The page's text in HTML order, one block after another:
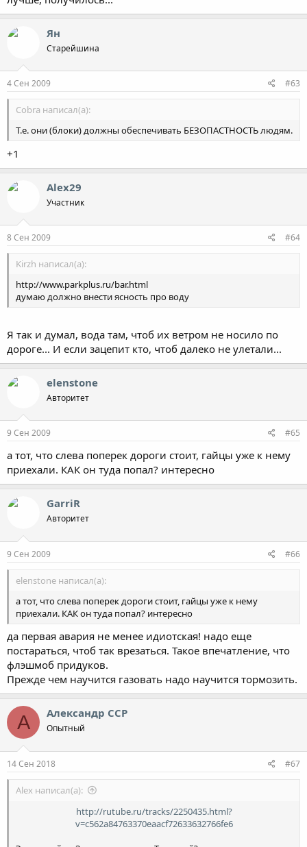
Ян
Старейшина
4 Сен 2009 #63
Cobra написал(а):
Т.е. они (блоки) должны обеспечивать БЕЗОПАСТНОСТЬ людям.
+1
Alex29
Участник
8 Сен 2009 #64
Kirzh написал(а):
http://www.parkplus.ru/bar.html
думаю должно внести ясность про воду
Я так и думал, вода там, чтоб их ветром не носило по
дороге... И если зацепит кто, чтоб далеко не улетали...
elenstone
Авторитет
9 Сен 2009 #65
а тот, что слева поперек дороги стоит, гайцы уже к нему
приехали. КАК он туда попал? интересно
GarriR
Авторитет
9 Сен 2009 #66
elenstone написал(а):
а тот, что слева поперек дороги стоит, гайцы уже к нему
приехали. КАК он туда попал? интересно
да первая авария не менее идиотская! надо еще
постараться, чтоб так врезаться. Такое впечатление, что
флэшмоб придуков.
Прежде чем научится газовать надо научится тормозить.
А Александр ССР
Опытный
14 Сен 2018 #67
Alex написал(а):
http://rutube.ru/tracks/2250435.html?
v=c562a84763370eaacf72633632766fe6